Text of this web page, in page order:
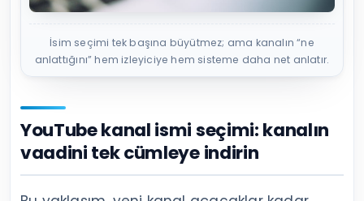
İsim seçimi tek başına büyütmez; ama kanalın “ne
anlattığını” hem izleyiciye hem sisteme daha net anlatır.
YouTube kanal ismi seçimi: kanalın
vaadini tek cümleye indirin